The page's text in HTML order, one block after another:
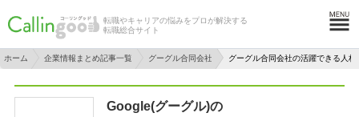
転職やキャリアの悩みをプロが解決する
転職総合サイト
ホーム 企業情報まとめ記事一覧 グーグル合同会社 グーグル合同会社の活躍できる人材
Google(グーグル)の